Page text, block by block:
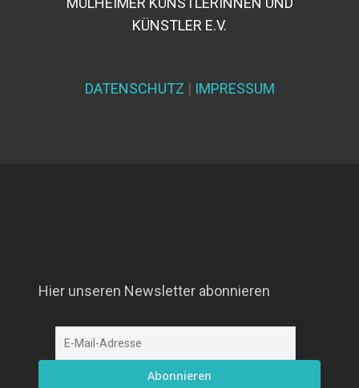
KÜNSTLER E.V.
DATENSCHUTZ | IMPRESSUM
Hier unseren Newsletter abonnieren